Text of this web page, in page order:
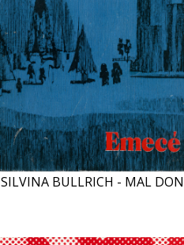
SILVINA BULLRICH - MAL DON